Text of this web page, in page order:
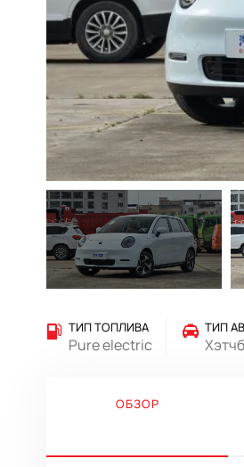
ТИП ТОПЛИВА
Pure electric
ТИП
ОБЗОР